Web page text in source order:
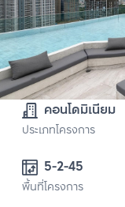
คอนโดมิเนียม
ประเภทโครงการ
5-2-45
พื้นที่โครงการ